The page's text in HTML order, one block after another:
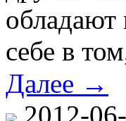
обладают
себе в
Далее →